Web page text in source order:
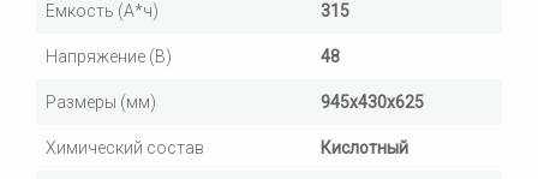
Емкость (А*ч) 315
Напряжение (В) 48
Размеры (мм) 945х430х625
Химический состав Кислотный